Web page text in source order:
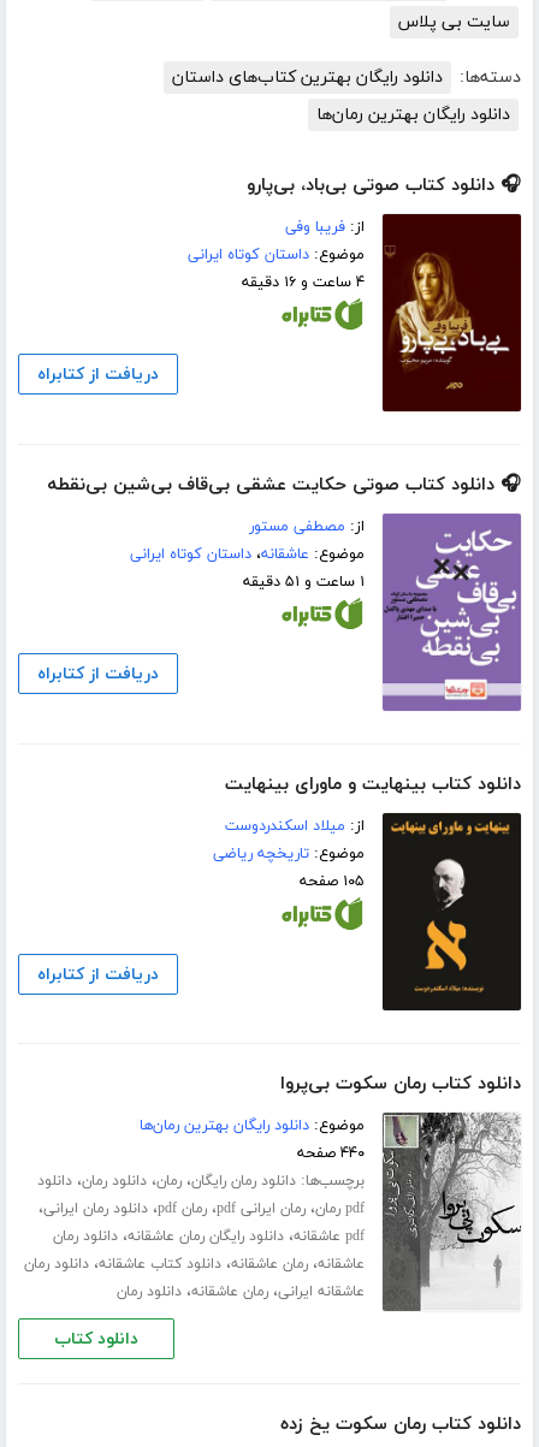
سایت بی پلاس
دسته‌ها:
دانلود رایگان بهترین کتاب‌های داستان
دانلود رایگان بهترین رمان‌ها
🎧 دانلود کتاب صوتی بی‌باد، بی‌پارو
از:فریبا وفی
موضوع:داستان کوتاه ایرانی
۴ ساعت و ۱۶ دقیقه
دریافت از کتابراه
🎧 دانلود کتاب صوتی حکایت عشقی بی‌قاف بی‌شین بی‌نقطه
از: مصطفی مستور
موضوع: عاشقانه،داستان کوتاه ایرانی
۱ ساعت و ۵۱ دقیقه
دریافت از کتابراه
دانلود کتاب بینهایت و ماورای بینهایت
از: میلاد اسکندردوست
موضوع:تاریخچه ریاضی
۱۰۵ صفحه
دریافت از کتابراه
دانلود کتاب رمان سکوت بی‌پروا
موضوع:دانلود رایگان بهترین رمان‌ها
۴۴۰ صفحه
برچسب‌ها:دانلود رمان رایگان،رمان،دانلود رمان،دانلود
pdf رمان
،رمان ایرانی pdf ،رمان pdf ،دانلود رمان ایرانی،
pdf عاشقانه ،دانلود رایگان رمان عاشقانه،دانلود رمان
عاشقانه،رمان عاشقانه،دانلود کتاب عاشقانه،دانلود رمان
عاشقانه ایرانی،رمان عاشقانه،دانلود رمان
دانلود کتاب
دانلود کتاب رمان سکوت یخ زده